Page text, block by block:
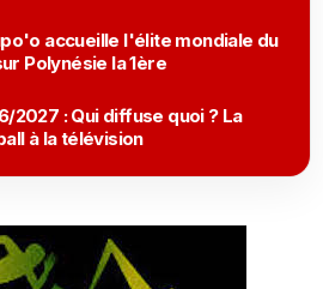
accueille l'élite mondiale du
Polynésie la 1ère
2027 : Qui diffuse quoi ? La
à la télévision